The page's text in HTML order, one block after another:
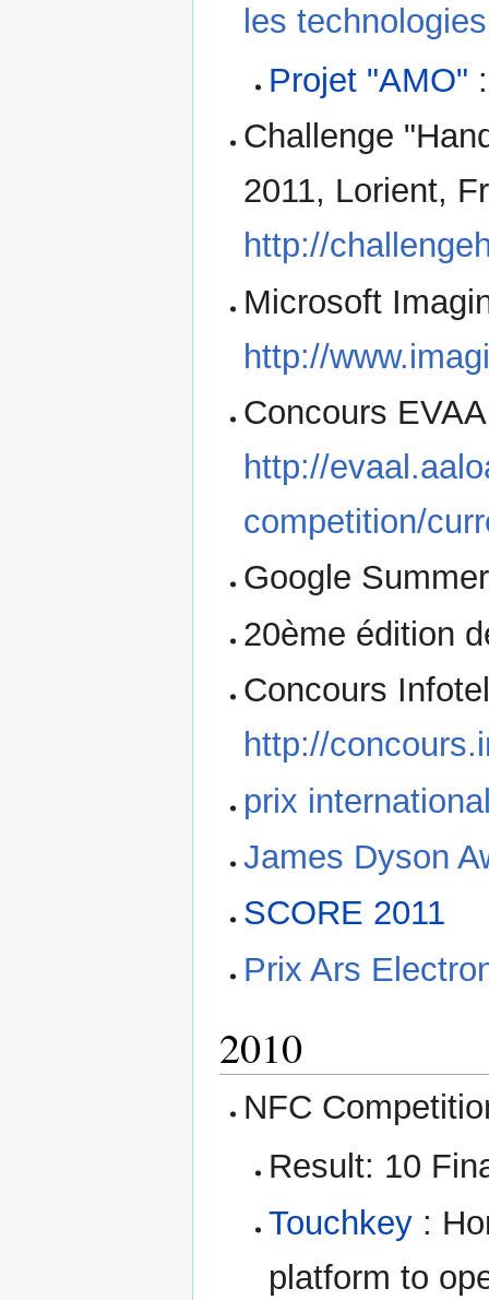
les
Projet "AMO"
Challenge
2011, Lorient,
http://
Microsoft
http://
Concours
http://
competition/
Google
20ème édition
Concours
http://
prix
James Dyson
SCORE 2011
Prix Ars
2010
NFC
Result: 10
Touchkey:
platform to